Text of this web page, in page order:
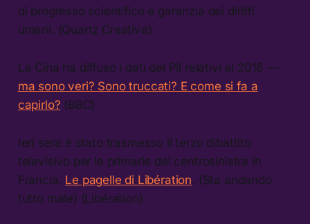
di progresso scientifico e garanzia dei diritti
umani. (Quartz Creative)
La Cina ha diffuso i dati del Pil relativi al 2016 —
ma sono veri? Sono truccati? E come si fa a
capirlo? (BBC)
Ieri sera è stato trasmesso il terzo dibattito
televisivo per le primarie del centrosinistra in
Francia. Le pagelle di Libération. (Sta andando
tutto male) (Libération)